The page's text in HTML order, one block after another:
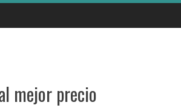
mejor precio